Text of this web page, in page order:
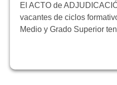
El ACTO de
vacantes de ciclos
Medio y Grado Superior